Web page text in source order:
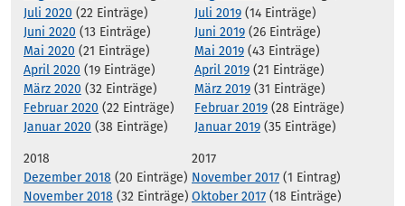
Juli 2020 (22 Einträge)
Juni 2020 (13 Einträge)
Mai 2020 (21 Einträge)
April 2020 (19 Einträge)
März 2020 (32 Einträge)
Februar 2020 (22 Einträge)
Januar 2020 (38 Einträge)
Juli 2019 (14 Einträge)
Juni 2019 (26 Einträge)
Mai 2019 (43 Einträge)
April 2019 (21 Einträge)
März 2019 (31 Einträge)
Februar 2019 (28 Einträge)
Januar 2019 (35 Einträge)
2018
Dezember 2018 (20 Einträge)
November 2018 (32 Einträge)
2017
November 2017 (1 Eintrag)
Oktober 2017 (18 Einträge)